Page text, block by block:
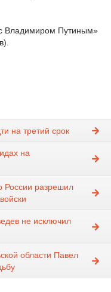
с Владимиром Путиным»
на третий срок
на
России разрешил
не исключил
области Павел